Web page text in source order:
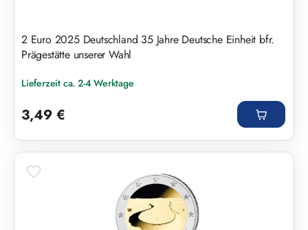
2 Euro 2025 Deutschland 35 Jahre Deutsche Einheit bfr.
Prägestätte unserer Wahl
Lieferzeit ca. 2-4 Werktage
3,49 €